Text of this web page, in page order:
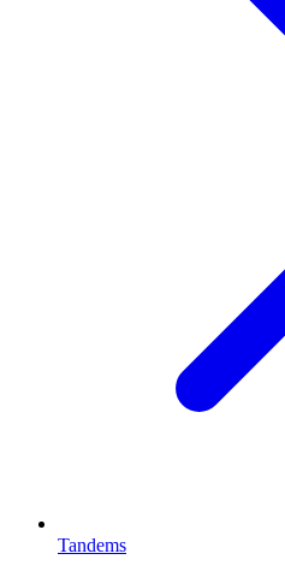
Tandems